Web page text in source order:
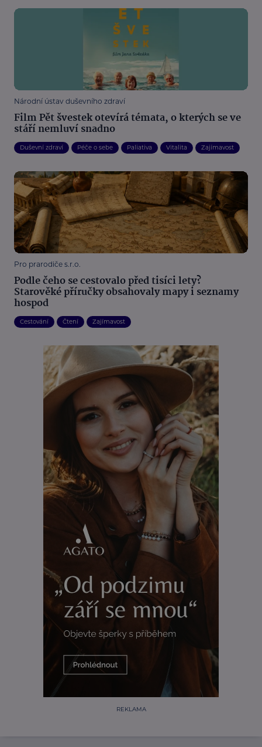
Národní ústav duševního zdraví
Film Pět švestek otevírá témata, o kterých se ve
stáří nemluví snadno
Duševní zdraví Péče o sebe Paliativa Vitalita Zajímavost
Pro prarodiče s.r.o.
Podle čeho se cestovalo před tisíci lety?
Starověké příručky obsahovaly mapy i seznamy
hospod
Cestování Čtení Zajímavost
REKLAMA